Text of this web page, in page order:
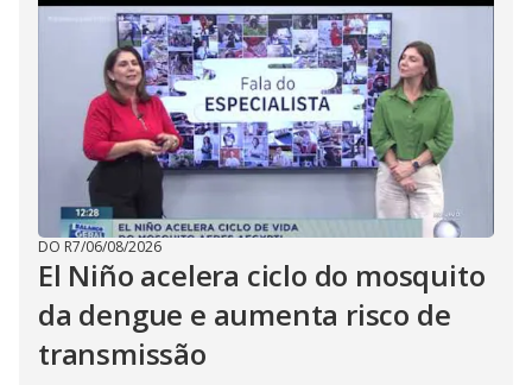
DO R7/06/08/2026
El Niño acelera ciclo do mosquito
da dengue e aumenta risco de
transmissão